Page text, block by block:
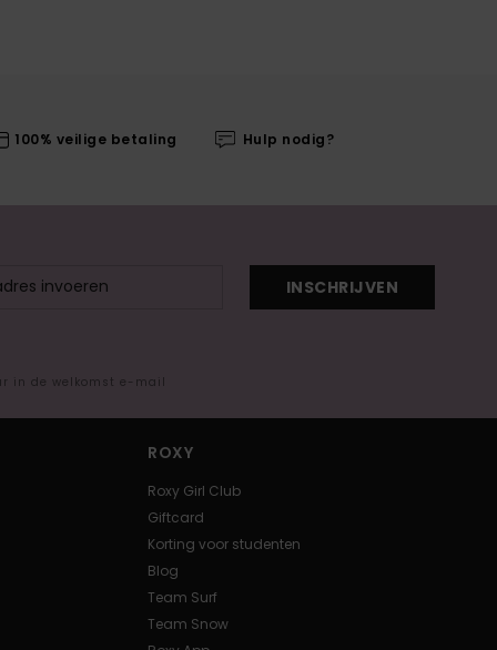
100% veilige betaling Hulp nodig?
INSCHRIJVEN
in de welkomst e-mail
ROXY
Roxy Girl Club
Giftcard
Korting voor studenten
Blog
Team Surf
Team Snow